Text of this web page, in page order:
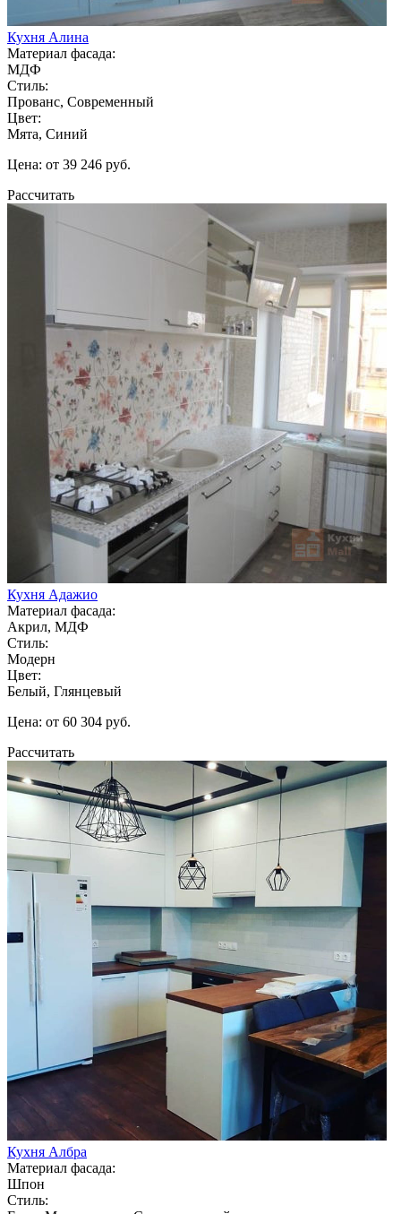
Кухня Алина
Материал фасада:
МДФ
Стиль:
Прованс, Современный
Цвет:
Мята, Синий
Цена: от 39 246 руб.
Рассчитать
Кухня Адажио
Материал фасада:
Акрил, МДФ
Стиль:
Модерн
Цвет:
Белый, Глянцевый
Цена: от 60 304 руб.
Рассчитать
Кухня Албра
Материал фасада:
Шпон
Стиль: